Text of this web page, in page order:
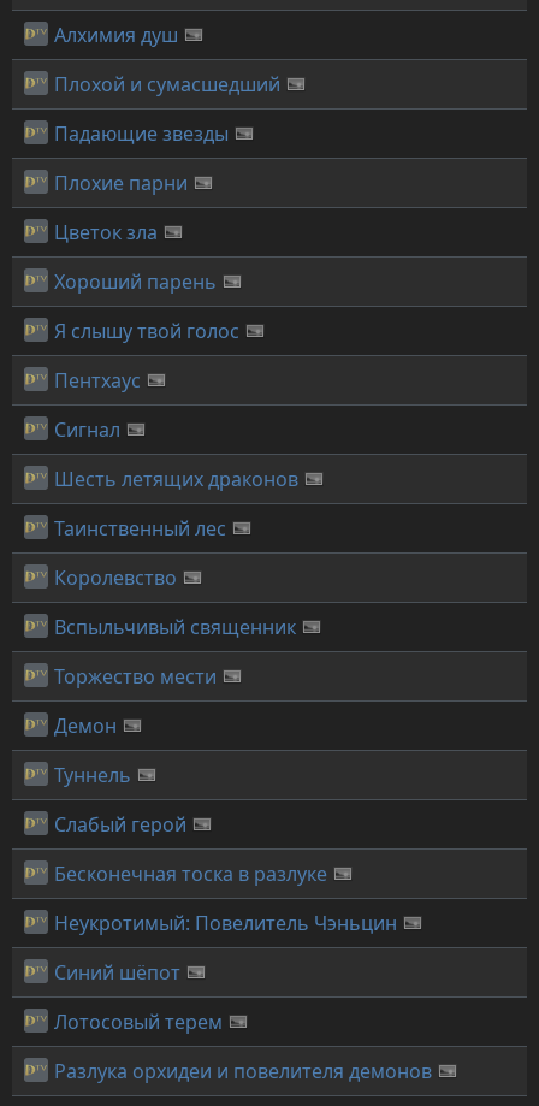
Алхимия душ
Плохой и сумасшедший
Падающие звезды
Плохие парни
Цветок зла
Хороший парень
Я слышу твой голос
Пентхаус
Сигнал
Шесть летящих драконов
Таинственный лес
Королевство
Вспыльчивый священник
Торжество мести
Демон
Туннель
Слабый герой
Бесконечная тоска в разлуке
Неукротимый: Повелитель Чэньцин
Синий шёпот
Лотосовый терем
Разлука орхидеи и повелителя демонов